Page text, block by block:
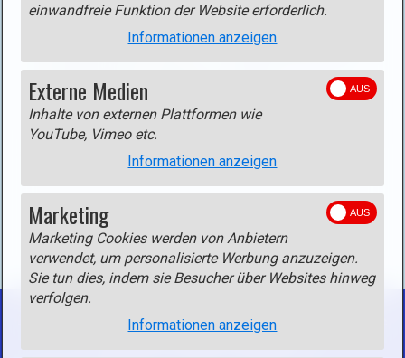
Dolomiten\Geisler-Puez
Sass Songher
Puez-Durchquerung
Dolomiten\Sella -Langkofel
Dolomiten\Sella -Langkofel
Cima Pisciadu und
Startseite Kontakt Impressum
einwandfreie Funktion der Website erforderlich.
Informationen anzeigen
Externe Medien
Inhalte von externen Plattformen wie
YouTube, Vimeo etc.
Informationen anzeigen
Marketing
Marketing Cookies werden von Anbietern
verwendet, um personalisierte Werbung anzuzeigen.
Sie tun dies, indem sie Besucher über Websites hinweg
verfolgen.
Informationen anzeigen